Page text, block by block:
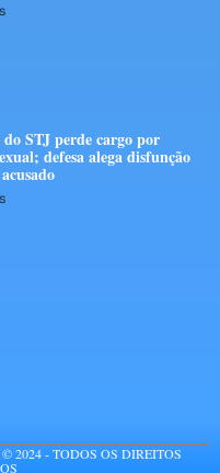
STJ perde cargo por
defesa alega disfunção
2024 - TODOS OS DIREITOS